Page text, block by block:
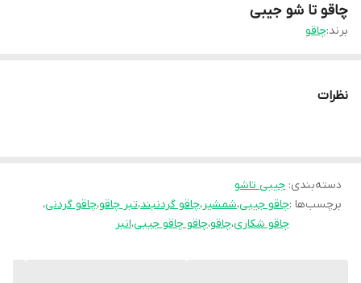
چاقو تا شو جیبی
برند:چاقو
نظرات
دسته‌بندی: جیبی تاشو
برچسب‌ها :چاقو جیبی،شمشیر،چاقو گردنبند،تبر چاقو،چاقو گردنی،
چاقو شکاری،چاقو،چاقو چاقو جیبی،انبر